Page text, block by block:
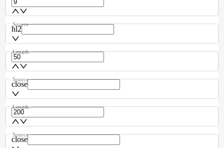
hl2
Source
Length
close
Source
Length
close
Source